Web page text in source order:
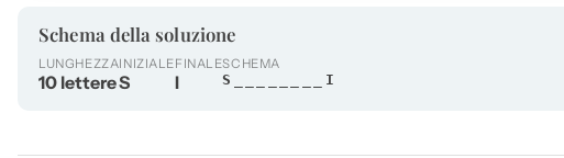
Schema della soluzione
LUNGHEZZA
10 lettere
INIZIALE
S
FINALE
I
SCHEMA
S________I